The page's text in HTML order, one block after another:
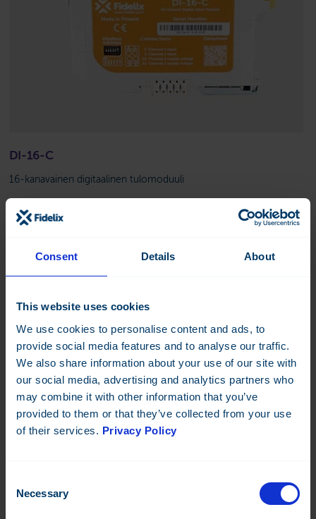
Consent Details About
This website uses cookies
We use cookies to personalise content and ads, to
provide social media features and to analyse our traffic.
We also share information about your use of our site with
our social media, advertising and analytics partners who
may combine it with other information that you’ve
provided to them or that they’ve collected from your use
of their services. Privacy Policy
Selection
Necessary
DI-16-C
16-kanavainen digitaalinen tulomoduuli
Datasheet: